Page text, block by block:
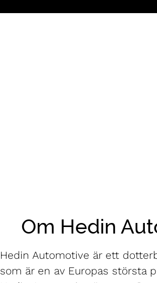
Om Hedin
Hedin Automotive är ett
som är en av Europas största